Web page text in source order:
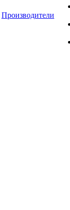
Производители